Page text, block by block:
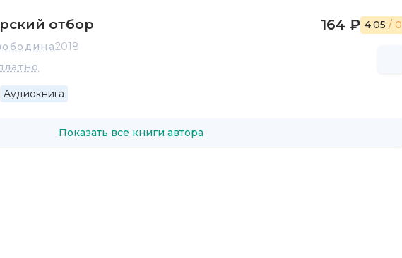
отбор
2018
Аудиокнига
164 ₽ 4.05 / 0
Показать все книги автора